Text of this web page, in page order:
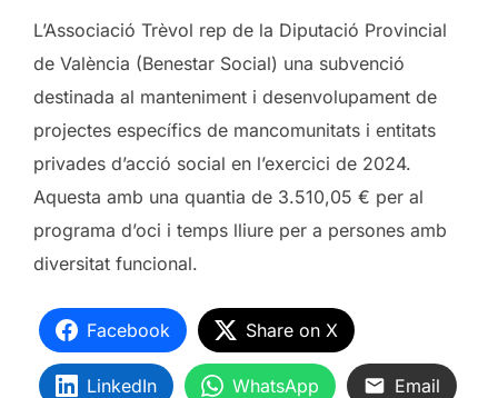
L’Associació Trèvol rep de la Diputació Provincial
de València (Benestar Social) una subvenció
destinada al manteniment i desenvolupament de
projectes específics de mancomunitats i entitats
privades d’acció social en l’exercici de 2024.
Aquesta amb una quantia de 3.510,05 € per al
programa d’oci i temps lliure per a persones amb
diversitat funcional.
Facebook Share on X
LinkedIn WhatsApp Email